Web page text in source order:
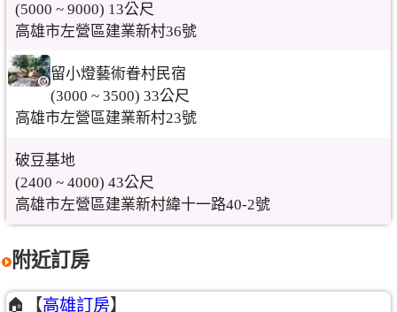
(5000 ~ 9000) 13公尺
高雄市左營區建業新村36號
留小燈藝術眷村民宿
(3000 ~ 3500) 33公尺
高雄市左營區建業新村23號
破豆基地
(2400 ~ 4000) 43公尺
高雄市左營區建業新村緯十一路40-2號
附近訂房
🏠【高雄訂房】